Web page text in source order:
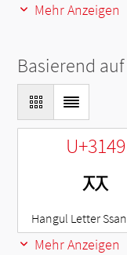
Mehr Anzeigen
Basierend auf
U+3149
ㅉ
Hangul Letter
Mehr Anzeigen